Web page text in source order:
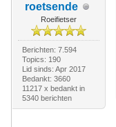
roetsende
Roeifietser
Berichten: 7.594
Topics: 190
Lid sinds: Apr 2017
Bedankt: 3660
11217 x bedankt in
5340 berichten